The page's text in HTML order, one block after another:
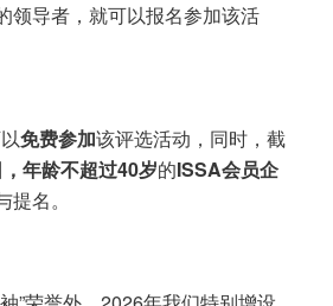
领导者，就可以报名参加该活
免费参加该评选活动，同时，截
年龄不超过40岁的ISSA会员企
名。